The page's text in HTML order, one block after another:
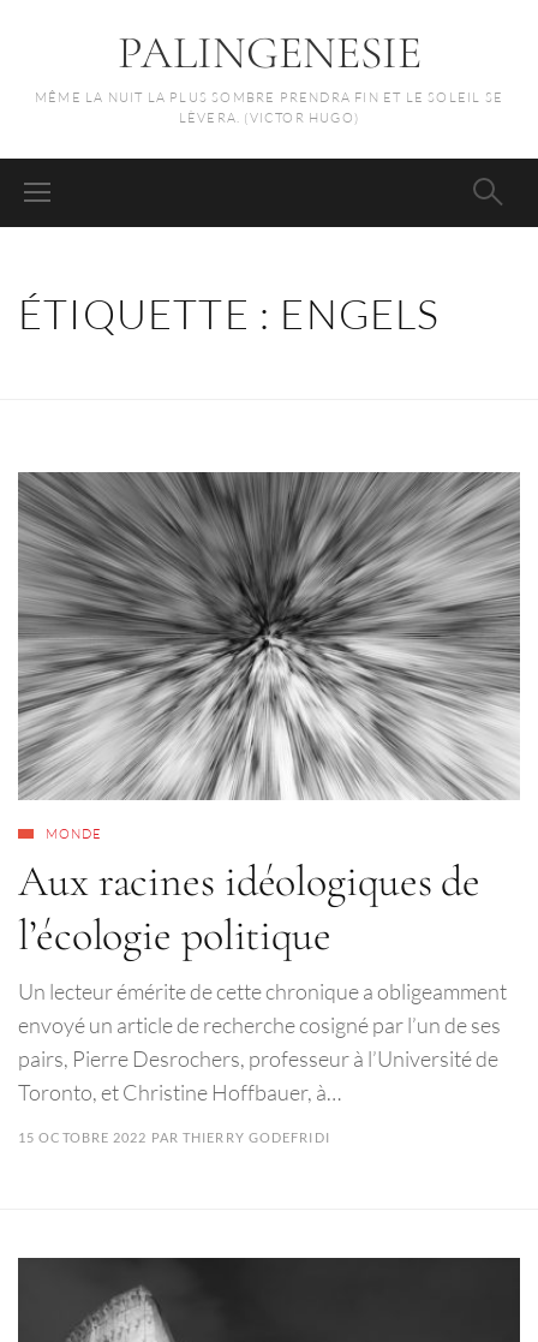
PALINGENESIE
MÊME LA NUIT LA PLUS SOMBRE PRENDRA FIN ET LE SOLEIL SE
LÈVERA. (VICTOR HUGO)
ÉTIQUETTE : ENGELS
MONDE
Aux racines idéologiques de
l’écologie politique
Un lecteur émérite de cette chronique a obligeamment
envoyé un article de recherche cosigné par l’un de ses
pairs, Pierre Desrochers, professeur à l’Université de
Toronto, et Christine Hoffbauer, à…
15 OCTOBRE 2022 PARTHIERRY GODEFRIDI